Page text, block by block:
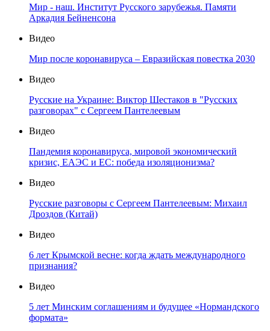
Мир - наш. Институт Русского зарубежья. Памяти
Аркадия Бейненсона
Видео
Мир после коронавируса – Евразийская повестка 2030
Видео
Русские на Украине: Виктор Шестаков в "Русских
разговорах" с Сергеем Пантелеевым
Видео
Пандемия коронавируса, мировой экономический
кризис, ЕАЭС и ЕС: победа изоляционизма?
Видео
Русские разговоры с Сергеем Пантелеевым: Михаил
Дроздов (Китай)
Видео
6 лет Крымской весне: когда ждать международного
признания?
Видео
5 лет Минским соглашениям и будущее «Нормандского
формата»